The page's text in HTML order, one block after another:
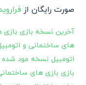
صورت رایگان از
آخرین نسخه بازی بازی
های ساختمانی و
اتومبیل نسخه مود شده
بازی بازی های